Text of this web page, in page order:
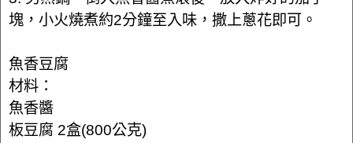
塊，小火燒煮約2分鐘至入味，撒上蔥花即可。
魚香豆腐
材料：
魚香醬
板豆腐 2盒(800公克)